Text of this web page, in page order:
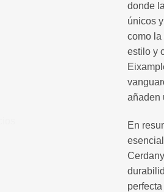
donde
únicos
como la
estilo y
añaden
En